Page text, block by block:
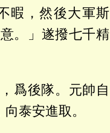
暇，然後大軍斯
。」遂撥七千精
爲後隊。元帥自
泰安進取。